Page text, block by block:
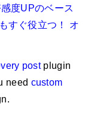
度UPのベース
すぐ役立つ！ オ
postplugin
need custom